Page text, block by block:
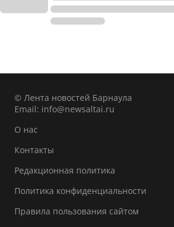
© Лента новостей Барнаула
Email: info@newsaltai.ru
О нас
Контакты
Редакционная политика
Политика конфиденциальности
Правила пользования сайтом